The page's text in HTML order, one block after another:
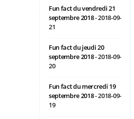
Fun fact du vendredi 21
septembre 2018- 2018-09-
21
Fun fact du jeudi 20
septembre 2018- 2018-09-
20
Fun fact du mercredi 19
septembre 2018- 2018-09-
19